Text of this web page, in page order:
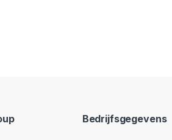
Bedrijfsgegevens